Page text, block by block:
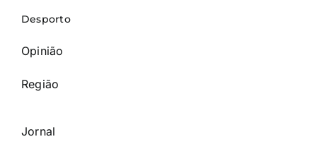
Desporto
Opinião
Região
Jornal